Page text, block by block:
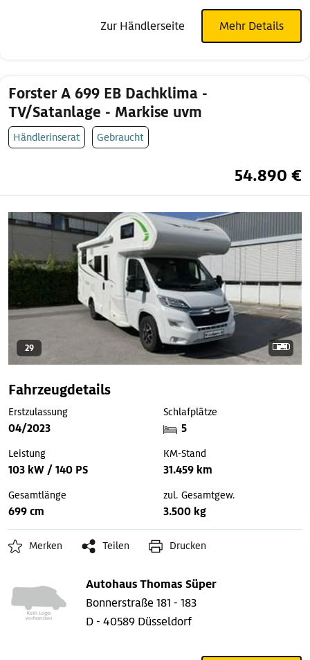
Zur Händlerseite Mehr Details
Forster A 699 EB Dachklima -
TV/Satanlage - Markise uvm
Händlerinserat Gebraucht
54.890 €
29
Fahrzeugdetails
Erstzulassung
04/2023
Schlafplätze
5
Leistung
103 kW / 140 PS
KM-Stand
31.459 km
Gesamtlänge
699 cm
zul. Gesamtgew.
3.500 kg
Merken Teilen Drucken
Autohaus Thomas Süper
Bonnerstraße 181 - 183
D - 40589 Düsseldorf